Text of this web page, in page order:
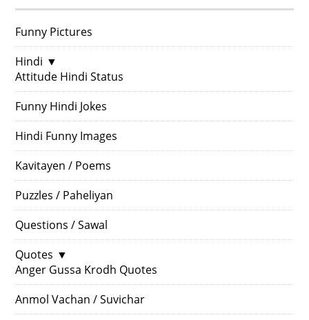
Funny Pictures
Hindi ▼
Attitude Hindi Status
Funny Hindi Jokes
Hindi Funny Images
Kavitayen / Poems
Puzzles / Paheliyan
Questions / Sawal
Quotes ▼
Anger Gussa Krodh Quotes
Anmol Vachan / Suvichar